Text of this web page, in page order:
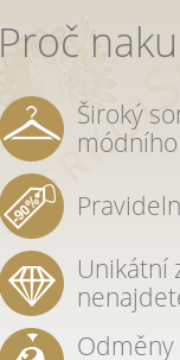
Proč
Široký
Unikátní
Odměny